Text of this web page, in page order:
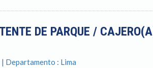
DE PARQUE /
Departamento : Lima